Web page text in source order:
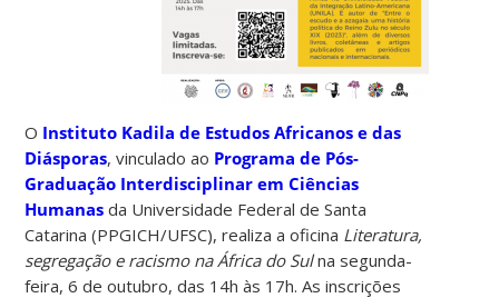
O Instituto Kadila de Estudos Africanos e das
Diásporas, vinculado ao Programa de Pós-
Graduação Interdisciplinar em Ciências
Humanas da Universidade Federal de Santa
Catarina (PPGICH/UFSC), realiza a oficina Literatura,
segregação e racismo na África do Sulna segunda-
feira, 6 de outubro, das 14h às 17h. As inscrições